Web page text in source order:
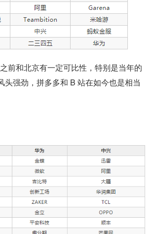
前和北京有一定可比性，特别是当年的
头强劲，拼多多和 B 站在如今也是相当